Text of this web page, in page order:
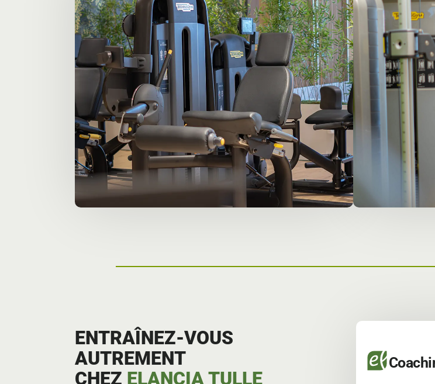
ENTRAÎNEZ-VOUS
AUTREMENT
CHEZ ELANCIA TULLE